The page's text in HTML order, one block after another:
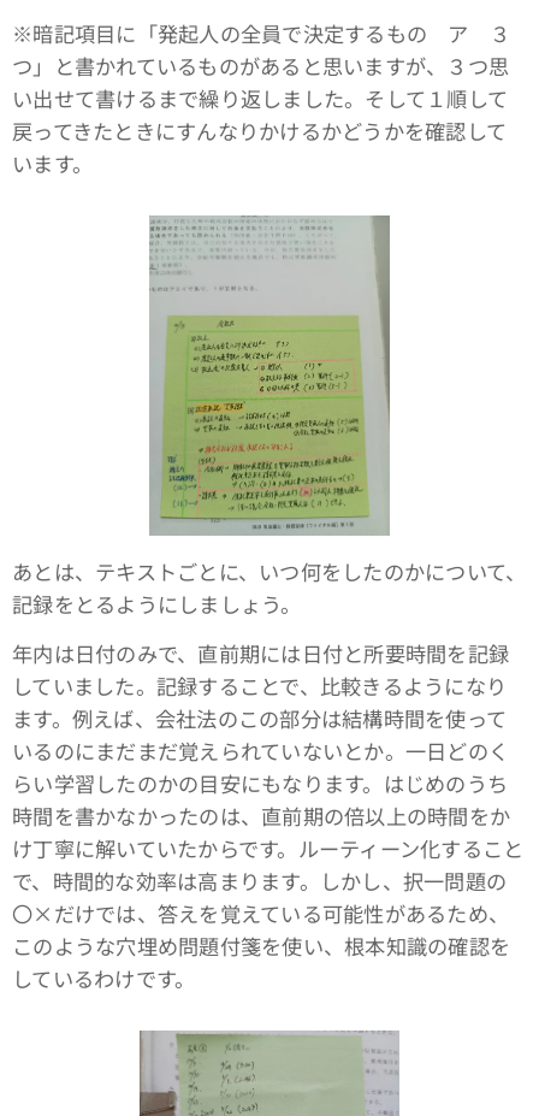
※暗記項目に「発起人の全員で決定するもの ア ３
つ」と書かれているものがあると思いますが、３つ思
い出せて書けるまで繰り返しました。そして１順して
戻ってきたときにすんなりかけるかどうかを確認して
います。
あとは、テキストごとに、いつ何をしたのかについて、
記録をとるようにしましょう。
年内は日付のみで、直前期には日付と所要時間を記録
していました。記録することで、比較きるようになり
ます。例えば、会社法のこの部分は結構時間を使って
いるのにまだまだ覚えられていないとか。一日どのく
らい学習したのかの目安にもなります。はじめのうち
時間を書かなかったのは、直前期の倍以上の時間をか
け丁寧に解いていたからです。ルーティーン化すること
で、時間的な効率は高まります。しかし、択一問題の
〇×だけでは、答えを覚えている可能性があるため、
このような穴埋め問題付箋を使い、根本知識の確認を
しているわけです。